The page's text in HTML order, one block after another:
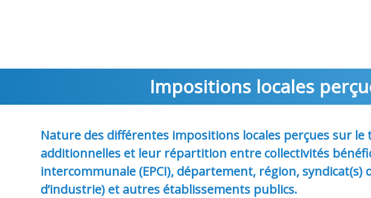
Impositions locales
Nature des différentes impositions locales perçues sur
additionnelles et leur répartition entre collectivités
intercommunale (EPCI), département, région,
d’industrie) et autres établissements publics.